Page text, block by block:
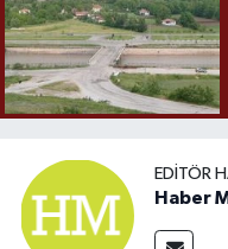
EDITÖR
Haber